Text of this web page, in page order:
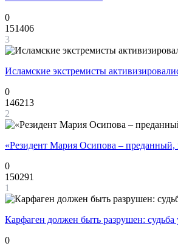
0
151406
3
Исламские экстремисты
0
146213
2
«Резидент Мария Осипова – преданный,
0
150291
1
Карфаген должен быть разрушен: судьба
0